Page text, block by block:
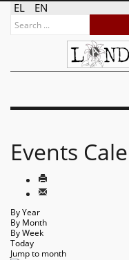
EL EN
Events
By Year
By Month
By Week
Today
Jump to month